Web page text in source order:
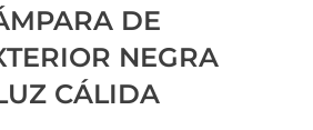
DE
NEGRA
CÁLIDA